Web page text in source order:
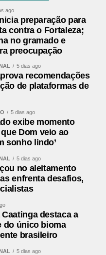
ago
preparação para
contra o Fortaleza;
no gramado e
preocupação
5 dias ago
recomendações
de plataformas de
5 dias ago
exibe momento
Dom veio ao
sonho lindo’
5 dias ago
no aleitamento
enfrenta desafios,
destaca a
do único bioma
brasileiro
5 dias ago